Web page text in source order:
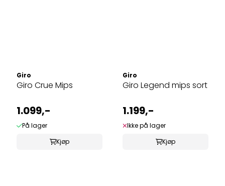
Giro
Giro Crue Mips
1.099,-
På lager
Kjøp
Giro
Giro Legend mips sort
1.199,-
Ikke på lager
Kjøp